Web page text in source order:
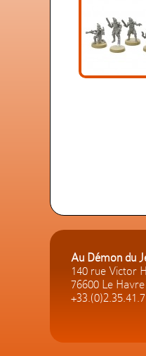
Au Démon du
140 rue Victor
76600 Le Havre